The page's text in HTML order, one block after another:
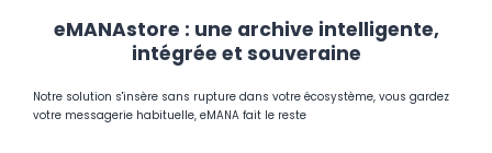
eMANAstore : une archive intelligente,
intégrée et souveraine
Notre solution s'insère sans rupture dans votre écosystème, vous gardez
votre messagerie habituelle, eMANA fait le reste